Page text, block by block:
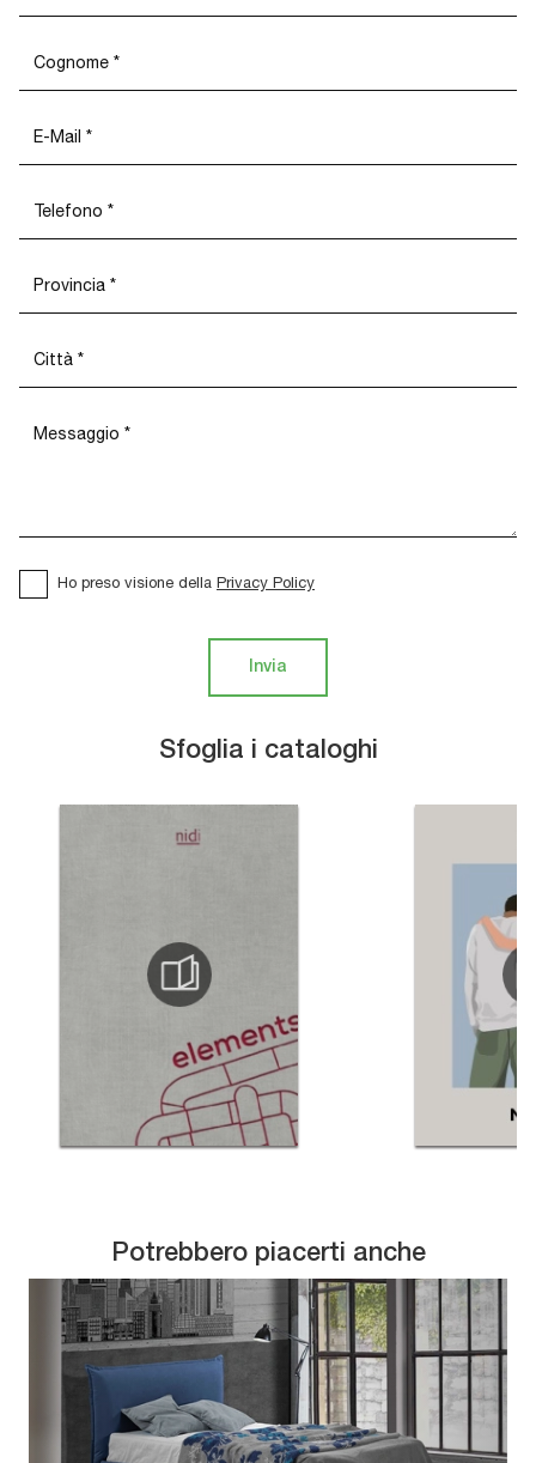
Sfoglia i cataloghi
Ho preso visione della Privacy Policy
Invia
Potrebbero piacerti anche